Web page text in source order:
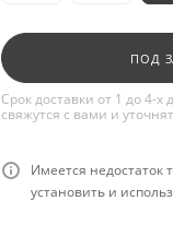
ПОД
Срок доставки от 1 до
свяжутся с вами и
Имеется недостаток
установить и